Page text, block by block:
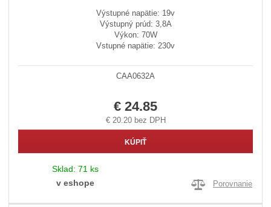
Výstupné napätie: 19v
Výstupný prúd: 3,8A
Výkon: 70W
Vstupné napätie: 230v
CAA0632A
€ 24.85
€ 20.20 bez DPH
KÚPIŤ
Sklad: 71 ks
v eshope
Porovnanie